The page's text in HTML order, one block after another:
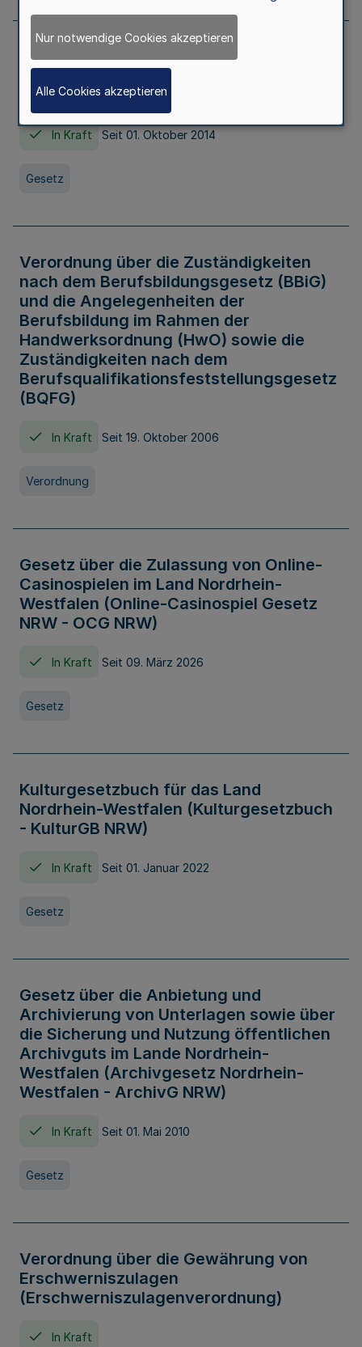
Gesetz über die Hochschulen des Landes
Nordrhein-Westfalen (Hochschulgesetz -
HG)
In Kraft Seit 01. Oktober 2014
Gesetz
Verordnung über die Zuständigkeiten
nach dem Berufsbildungsgesetz (BBiG)
und die Angelegenheiten der
Berufsbildung im Rahmen der
Handwerksordnung (HwO) sowie die
Zuständigkeiten nach dem
Berufsqualifikationsfeststellungsgesetz
(BQFG)
In Kraft Seit 19. Oktober 2006
Verordnung
Gesetz über die Zulassung von Online-
Casinospielen im Land Nordrhein-
Westfalen (Online-Casinospiel Gesetz
NRW - OCG NRW)
In Kraft Seit 09. März 2026
Gesetz
Kulturgesetzbuch für das Land
Nordrhein-Westfalen (Kulturgesetzbuch
- KulturGB NRW)
In Kraft Seit 01. Januar 2022
Gesetz
Gesetz über die Anbietung und
Archivierung von Unterlagen sowie über
die Sicherung und Nutzung öffentlichen
Archivguts im Lande Nordrhein-
Westfalen (Archivgesetz Nordrhein-
Westfalen - ArchivG NRW)
In Kraft Seit 01. Mai 2010
Gesetz
Verordnung über die Gewährung von
Erschwerniszulagen
(Erschwerniszulagenverordnung)
In Kraft
Nur notwendige Cookies akzeptieren
Alle Cookies akzeptieren